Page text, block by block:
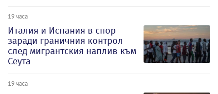
19 часа
Италия и Испания в спор
заради граничния контрол
след мигрантския наплив към
Сеута
19 часа